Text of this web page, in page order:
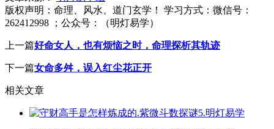
版权声明： 命理、风水、道门玄学！ 学习方式：微信号：
262412998 ；公众号：（明灯易学）
上一篇好命女人，也有烦恼之时，命理探析其轨迹
下一篇女命多舛，误入红尘花正开
相关文章